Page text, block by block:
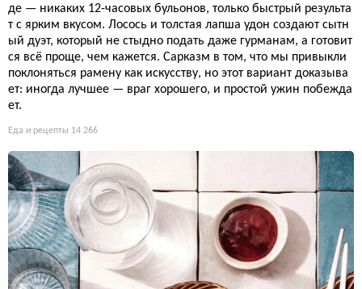
де — никаких 12-часовых бульонов, только быстрый результа
т с ярким вкусом. Лосось и толстая лапша удон создают сытн
ый дуэт, который не стыдно подать даже гурманам, а готовит
ся всё проще, чем кажется. Сарказм в том, что мы привыкли
поклоняться рамену как искусству, но этот вариант доказыва
ет: иногда лучшее — враг хорошего, и простой ужин побежда
ет.
Еда и рецепты 14 266